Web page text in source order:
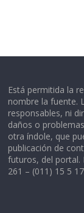
Está permitida la
nombre la fuente.
responsables, ni
daños o
otra índole, que
publicación de
futuros, del portal.
261 – (011) 15 5